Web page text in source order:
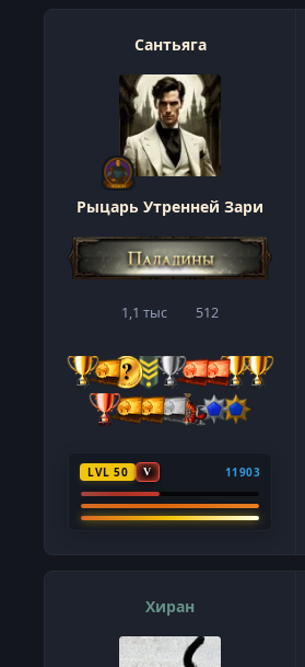
Сантьяга
Рыцарь Утренней Зари
1,1 тыссообщения
512Репутация
LVL 50 V 11903
Хиран